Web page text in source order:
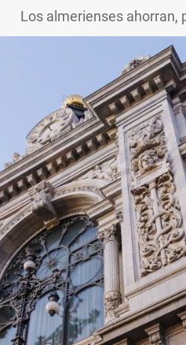
Los almerienses ahorran,